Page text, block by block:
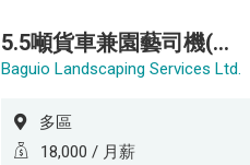
5.5噸貨車兼園藝司機(港九新界)
Baguio Landscaping Services Ltd.
多區
18,000 / 月薪